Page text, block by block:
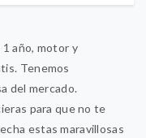
año, motor y
Tenemos
del mercado.
para que no te
estas maravillosas